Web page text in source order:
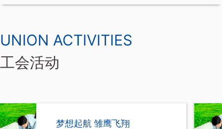
UNION ACTIVITIES
工会活动
梦想起航 雏鹰飞翔